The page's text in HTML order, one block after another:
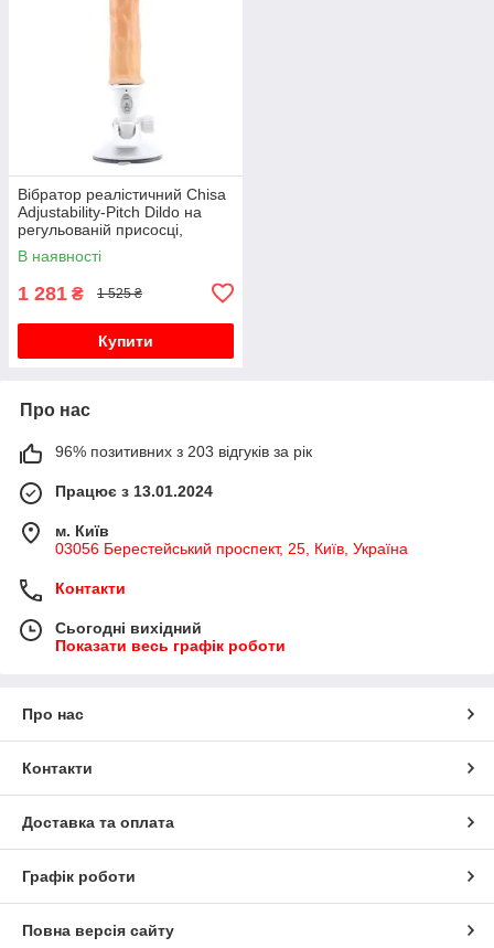
Вібратор реалістичний Chisa
Adjustability-Pitch Dildo на
регульованій присосці,
бежевий, 23 х 3.5 см
В наявності
1 281 ₴ 1 525 ₴
Купити
Про нас
96% позитивних з 203 відгуків за рік
Працює з 13.01.2024
м. Київ
03056 Берестейський проспект, 25, Київ, Україна
Контакти
Сьогодні вихідний
Показати весь графік роботи
Про нас
Контакти
Доставка та оплата
Графік роботи
Повна версія сайту